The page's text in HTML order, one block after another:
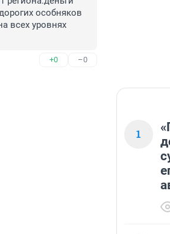
особняков
всех уровнях
+0 –0
1